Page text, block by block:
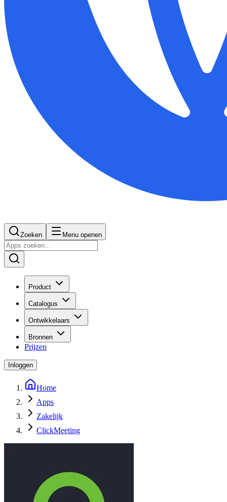
Zoeken Menu openen
Product
Catalogus
Ontwikkelaars
Bronnen
Prijzen
Inloggen
Home
Apps
Zakelijk
ClickMeeting